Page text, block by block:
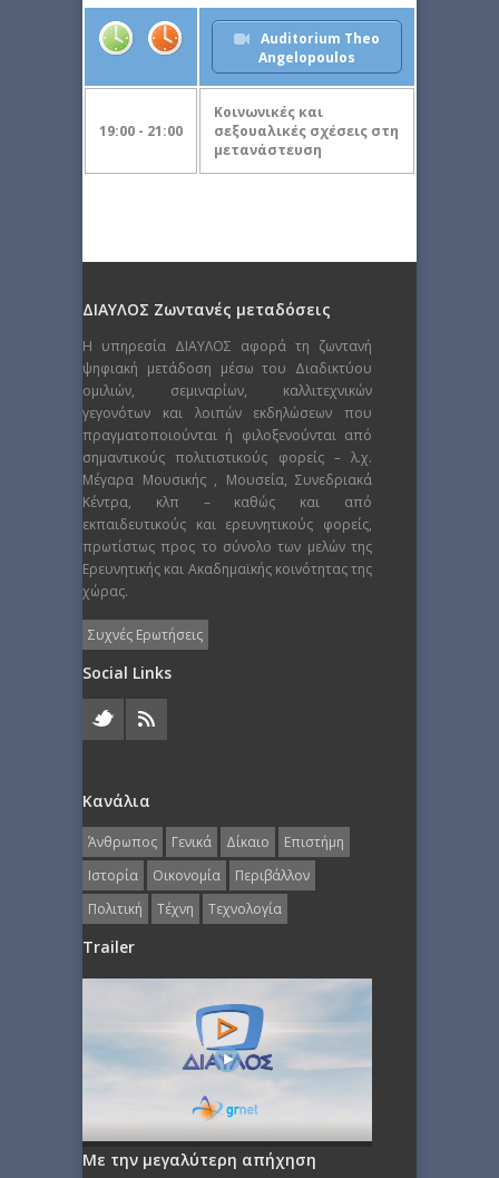
Auditorium Theo
Angelopoulos
19:00 - 21:00
Κοινωνικές και
σεξουαλικές σχέσεις στη
μετανάστευση
ΔΙΑΥΛΟΣ Ζωντανές μεταδόσεις
Η υπηρεσία ΔΙΑΥΛΟΣ αφορά τη ζωντανή
ψηφιακή μετάδοση μέσω του Διαδικτύου
ομιλιών, σεμιναρίων, καλλιτεχνικών
γεγονότων και λοιπών εκδηλώσεων που
πραγματοποιούνται ή φιλοξενούνται από
σημαντικούς πολιτιστικούς φορείς – λ.χ.
Μέγαρα Μουσικής , Μουσεία, Συνεδριακά
Κέντρα, κλπ – καθώς και από
εκπαιδευτικούς και ερευνητικούς φορείς,
πρωτίστως προς το σύνολο των μελών της
Ερευνητικής και Ακαδημαϊκής κοινότητας της
χώρας.
Συχνές Ερωτήσεις
Social Links
Κανάλια
Άνθρωπος Γενικά Δίκαιο
Επιστήμη
Ιστορία
Οικονομία
Περιβάλλον
Πολιτική
Τέχνη Τεχνολογία
Trailer
Με την μεγαλύτερη απήχηση